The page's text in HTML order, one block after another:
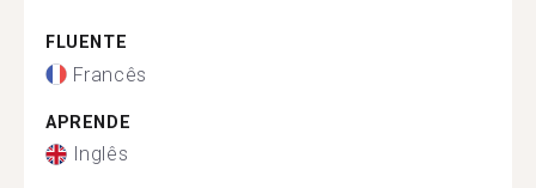
FLUENTE
Francês
APRENDE
Inglês